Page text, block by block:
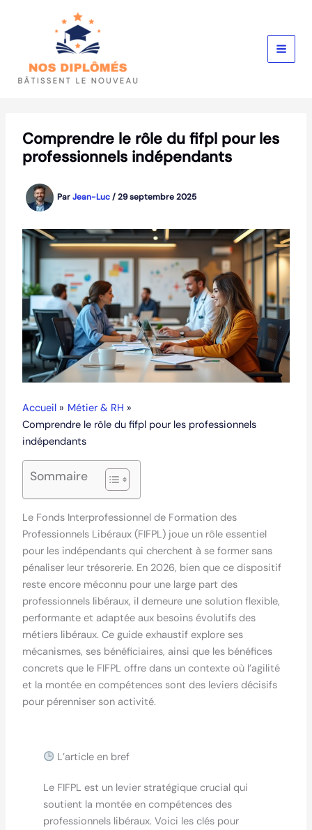
Comprendre le rôle du fifpl pour les
professionnels indépendants
ParJean-Luc/29 septembre 2025
Accueil
Métier & RH
Comprendre le rôle du fifpl pour les professionnels
indépendants
Sommaire
Le Fonds Interprofessionnel de Formation des
Professionnels Libéraux (FIFPL) joue un rôle essentiel
pour les indépendants qui cherchent à se former sans
pénaliser leur trésorerie. En 2026, bien que ce dispositif
reste encore méconnu pour une large part des
professionnels libéraux, il demeure une solution flexible,
performante et adaptée aux besoins évolutifs des
métiers libéraux. Ce guide exhaustif explore ses
mécanismes, ses bénéficiaires, ainsi que les bénéfices
concrets que le FIFPL offre dans un contexte où l’agilité
et la montée en compétences sont des leviers décisifs
pour pérenniser son activité.
L’article en bref
Le FIFPL est un levier stratégique crucial qui
soutient la montée en compétences des
professionnels libéraux. Voici les clés pour